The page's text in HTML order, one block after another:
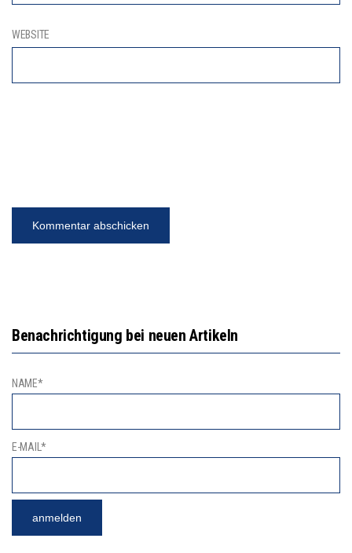
WEBSITE
Benachrichtigung bei neuen Artikeln
NAME*
E-MAIL*